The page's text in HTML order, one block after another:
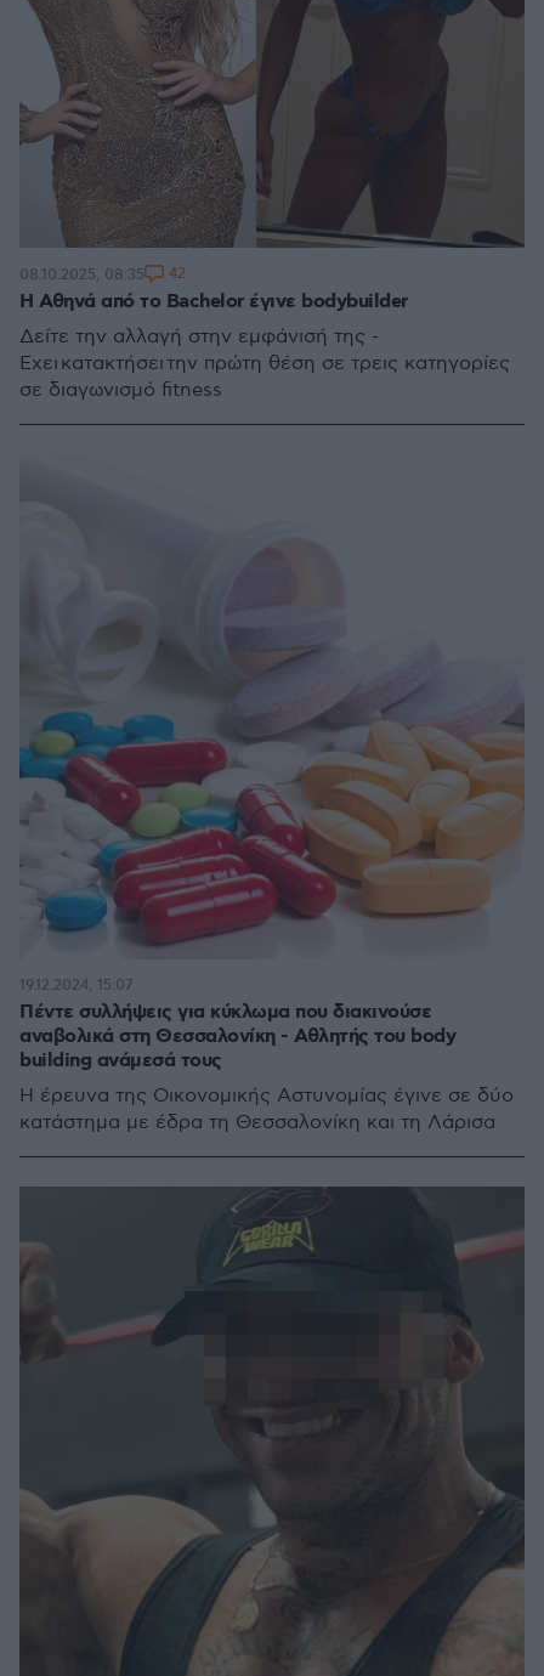
Η Αθηνά από το Bachelor έγινε bodybuilder
Δείτε την αλλαγή στην εμφάνισή της -
Έχει κατακτήσει την πρώτη θέση σε τρεις κατηγορίες
σε διαγωνισμό fitness
08.10.2025, 08:35 42
Πέντε συλλήψεις για κύκλωμα που διακινούσε
αναβολικά στη Θεσσαλονίκη - Αθλητής του body
building ανάμεσά τους
Η έρευνα της Οικονομικής Αστυνομίας έγινε σε δύο
κατάστημα με έδρα τη Θεσσαλονίκη και τη Λάρισα
19.12.2024, 15:07